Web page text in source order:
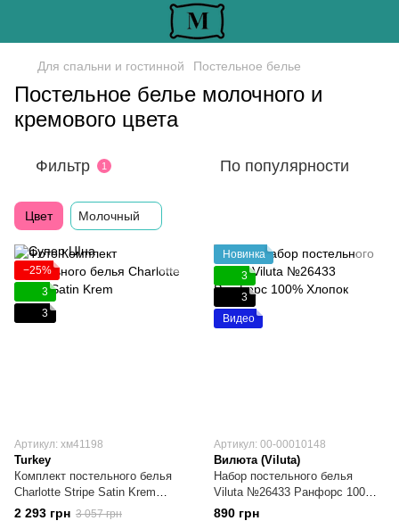
Для спальни и гостинной Постельное белье
Постельное белье молочного и
кремового цвета
Фильтр 1 По популярности
Цвет Молочный
−25%
3
3
Артикул: хм41198
Turkey
Комплект постельного белья
Charlotte Stripe Satin Krem
простынь 160х200х30 Евро
2 293 грн 3 057 грн
Новинка
3
3
Видео
Артикул: 00-00010148
Вилюта (Viluta)
Набор постельного белья
Viluta №26433 Ранфорс 100%
Хлопок Полуторный
890 грн